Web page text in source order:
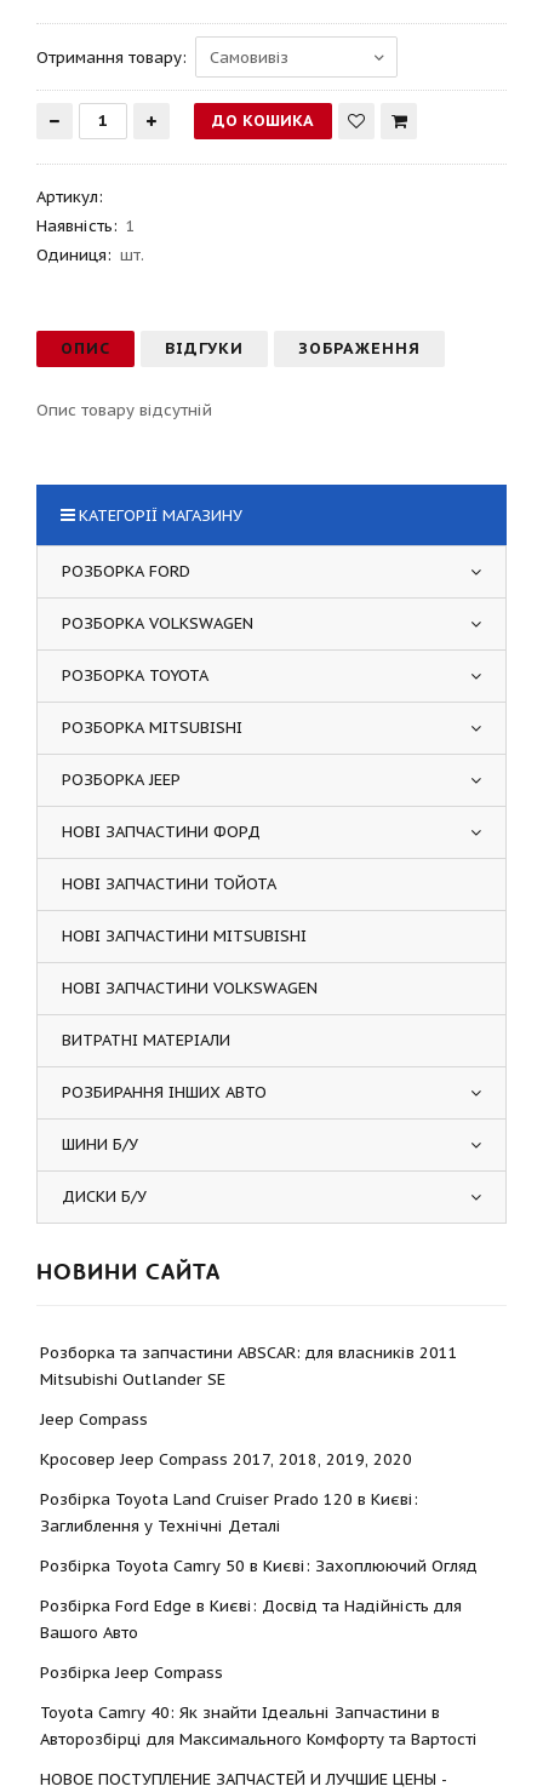
Отримання товару:
Артикул:
Наявність: 1
Одиниця: шт.
ОПИС ВІДГУКИ ЗОБРАЖЕННЯ
Опис товару відсутній
КАТЕГОРІЇ МАГАЗИНУ
РОЗБОРКА FORD
РОЗБОРКА VOLKSWAGEN
РОЗБОРКА TOYOTA
РОЗБОРКА MITSUBISHI
РОЗБОРКА JEEP
НОВІ ЗАПЧАСТИНИ ФОРД
НОВІ ЗАПЧАСТИНИ ТОЙОТА
НОВІ ЗАПЧАСТИНИ MITSUBISHI
НОВІ ЗАПЧАСТИНИ VOLKSWAGEN
ВИТРАТНІ МАТЕРІАЛИ
РОЗБИРАННЯ ІНШИХ АВТО
ШИНИ Б/У
ДИСКИ Б/У
НОВИНИ САЙТА
Розборка та запчастини ABSCAR: для власників 2011
Mitsubishi Outlander SE
Jeep Compass
Кросовер Jeep Compass 2017, 2018, 2019, 2020
Розбірка Toyota Land Cruiser Prado 120 в Києві:
Заглиблення у Технічні Деталі
Розбірка Toyota Camry 50 в Києві: Захоплюючий Огляд
Розбірка Ford Edge в Києві: Досвід та Надійність для
Вашого Авто
Розбірка Jeep Compass
Toyota Camry 40: Як знайти Ідеальні Запчастини в
Авторозбірці для Максимального Комфорту та Вартості
НОВОЕ ПОСТУПЛЕНИЕ ЗАПЧАСТЕЙ И ЛУЧШИЕ ЦЕНЫ -